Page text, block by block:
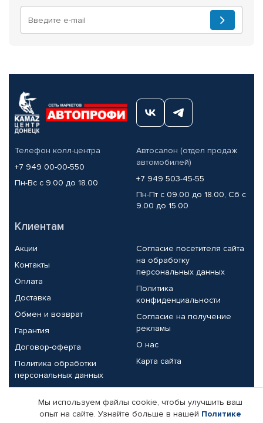
Телефон колл-центра
+7 949 00-00-550
Пн-Вс с 9.00 до 18.00
Автосалон (отдел продаж
автомобилей)
+7 949 503-45-55
Пн-Пт с 09.00 до 18.00, Сб с
9.00 до 15.00
Клиентам
Акции
Контакты
Оплата
Доставка
Обмен и возврат
Гарантия
Договор-оферта
Политика обработки
персональных данных
Согласие посетителя сайта
на обработку
персональных данных
Политика
конфиденциальности
Согласие на получение
рекламы
О нас
Карта сайта
Партнерам
Мы используем файлы cookie, чтобы улучшить ваш
опыт на сайте. Узнайте больше в нашей Политике